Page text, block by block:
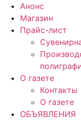
Анонс
Магазин
Прайс-лист
О газете
Контакты
О газете
ОБЪЯВЛЕНИЯ